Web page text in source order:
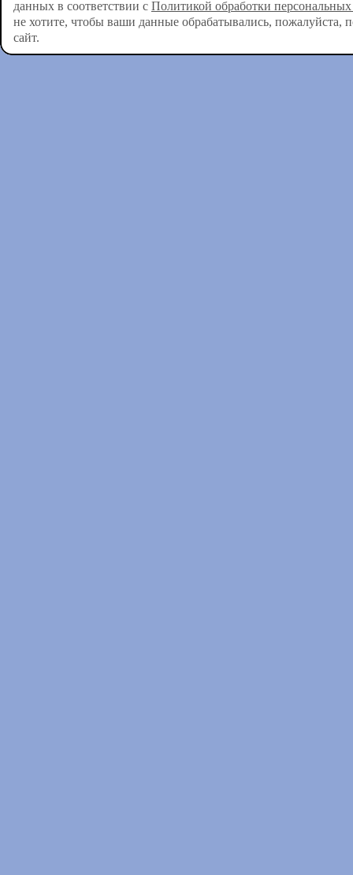
данных в соответствии с Политикой обработки
не хотите, чтобы ваши данные обрабатывались, пожалуйста,
сайт.